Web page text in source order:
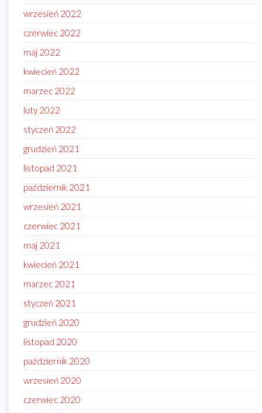
wrzesień 2022
czerwiec 2022
maj 2022
kwiecień 2022
marzec 2022
luty 2022
styczeń 2022
grudzień 2021
listopad 2021
październik 2021
wrzesień 2021
czerwiec 2021
maj 2021
kwiecień 2021
marzec 2021
styczeń 2021
grudzień 2020
listopad 2020
październik 2020
wrzesień 2020
czerwiec 2020